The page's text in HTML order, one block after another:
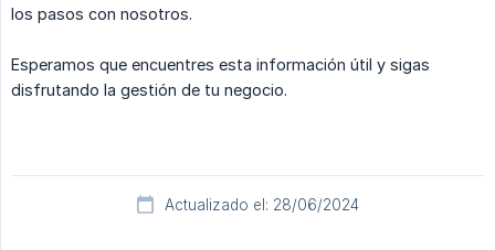
los pasos con nosotros.
Esperamos que encuentres esta información útil y sigas
disfrutando la gestión de tu negocio.
Actualizado el: 28/06/2024